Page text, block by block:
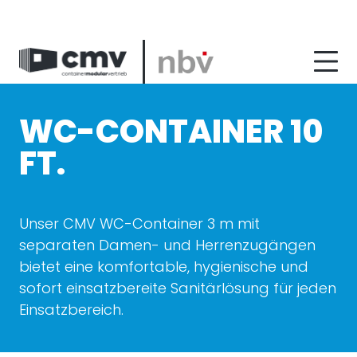
zum
Hauptmenu
zum
Seiteninhalt
zum
Footer
WC-CONTAINER 10
FT.
Unser CMV WC-Container 3 m mit
separaten Damen- und Herrenzugängen
bietet eine komfortable, hygienische und
sofort einsatzbereite Sanitärlösung für jeden
Einsatzbereich.